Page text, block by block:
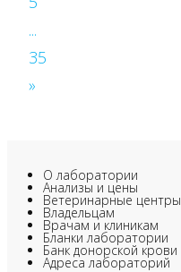
...
35
»
О лаборатории
Анализы и цены
Ветеринарные центры
Владельцам
Врачам и клиникам
Бланки лаборатории
Банк донорской крови
Адреса лабораторий